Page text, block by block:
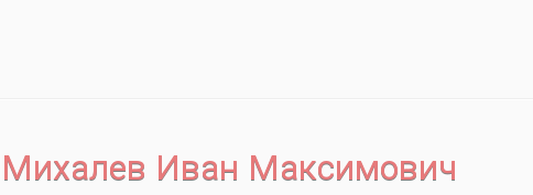
Михалев Иван Максимович